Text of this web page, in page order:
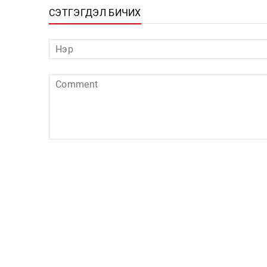
СЭТГЭГДЭЛ БИЧИХ